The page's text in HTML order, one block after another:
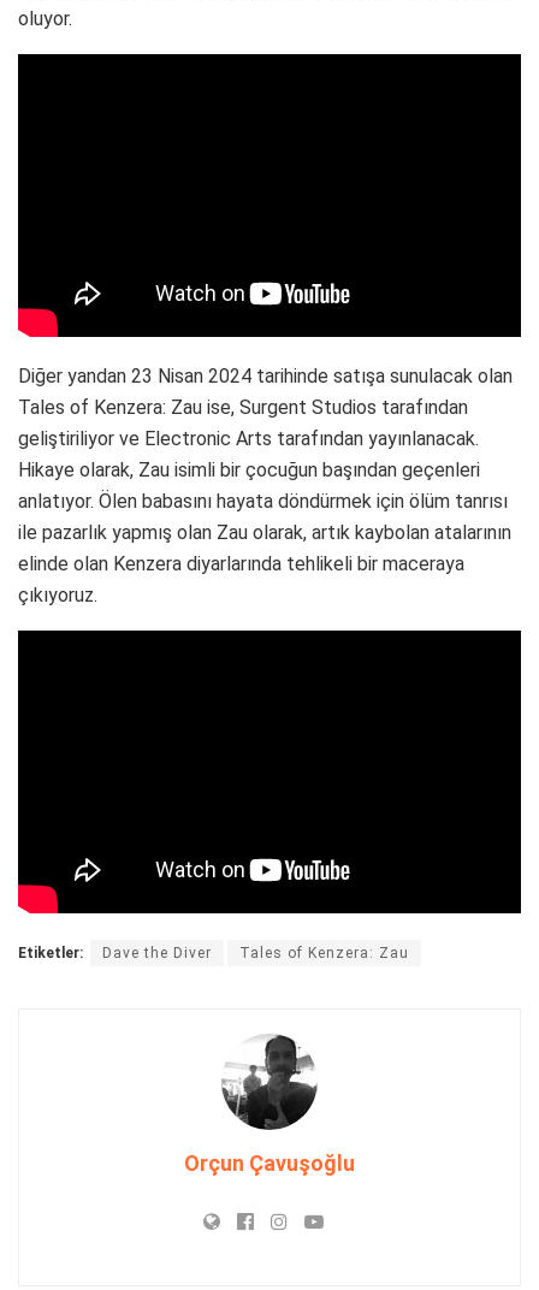
oluyor.
Diğer yandan 23 Nisan 2024 tarihinde satışa sunulacak olan
Tales of Kenzera: Zau ise, Surgent Studios tarafından
geliştiriliyor ve Electronic Arts tarafından yayınlanacak.
Hikaye olarak, Zau isimli bir çocuğun başından geçenleri
anlatıyor. Ölen babasını hayata döndürmek için ölüm tanrısı
ile pazarlık yapmış olan Zau olarak, artık kaybolan atalarının
elinde olan Kenzera diyarlarında tehlikeli bir maceraya
çıkıyoruz.
Etiketler: Dave the Diver Tales of Kenzera: Zau
Orçun Çavuşoğlu